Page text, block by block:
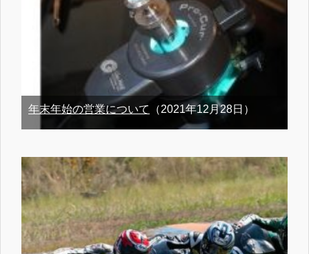
年末年始の営業について （2021年12月28日）